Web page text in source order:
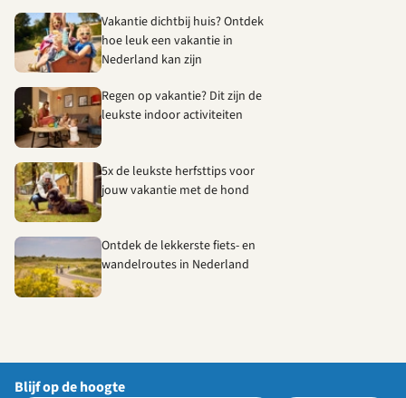
Vakantie dichtbij huis? Ontdek
hoe leuk een vakantie in
Nederland kan zijn
Regen op vakantie? Dit zijn de
leukste indoor activiteiten
5x de leukste herfsttips voor
jouw vakantie met de hond
Ontdek de lekkerste fiets- en
wandelroutes in Nederland
Blijf op de hoogte